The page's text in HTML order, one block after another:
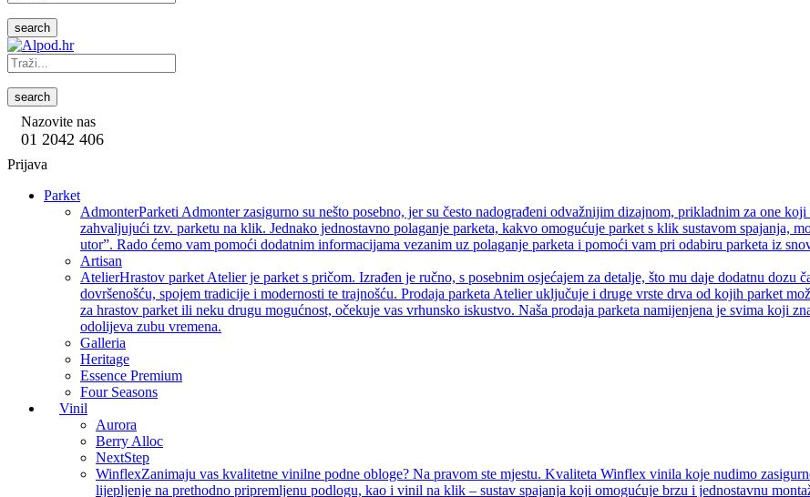
search
search
Nazovite nas
01 2042 406
Prijava
Parket
AdmonterParketi Admonter zasigurno su nešto posebno, jer su često nadograđeni odvažnijim dizajnom, prikladnim za one
zahvaljujući tzv. parketu na klik. Jednako jednostavno polaganje parketa, kakvo omogućuje parket s klik sustavom spajanja,
utor”. Rado ćemo vam pomoći dodatnim informacijama vezanim uz polaganje parketa i pomoći vam pri odabiru parketa iz
Artisan
AtelierHrastov parket Atelier je parket s pričom. Izrađen je ručno, s posebnim osjećajem za detalje, što mu daje dodatnu
dovršenošću, spojem tradicije i modernosti te trajnošću. Prodaja parketa Atelier uključuje i druge vrste drva od kojih parket
za hrastov parket ili neku drugu mogućnost, očekuje vas vrhunsko iskustvo. Naša prodaja parketa namijenjena je svima koji
odolijeva zubu vremena.
Galleria
Heritage
Essence Premium
Four Seasons
Vinil
Aurora
Berry Alloc
NextStep
WinflexZanimaju vas kvalitetne vinilne podne obloge? Na pravom ste mjestu. Kvaliteta Winflex vinila koje nudimo
lijepljenje na prethodno pripremljenu podlogu, kao i vinil na klik – sustav spajanja koji omogućuje brzu i jednostavnu